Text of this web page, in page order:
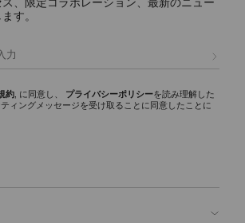
るショルダーバッグのCINCH(シンチ)やDIAMOND
象徴する代表的なシグネチャーです。
するワードローブの必需品。ブランドのクラシッ
あらゆるシーンでご使用いただけます。シグネチ
TOTE(ダイヤモンド トート)は、イタリア製レ
ョンで展開。大容量のゆとりあるデザインで、通
兼ね備えたタイムレスな定番アイテム、ショルダ
す。
約, に同意し、 プライバシーポリシーを読み理解した
ィングメッセージを受け取ることに同意したことに